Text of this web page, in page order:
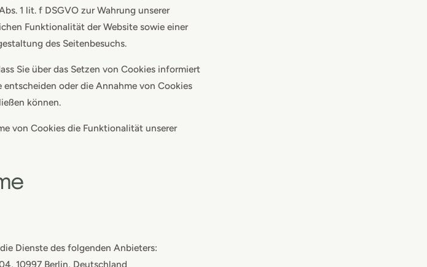
1 lit. f DSGVO zur Wahrung unserer
Funktionalität der Website sowie einer
des Seitenbesuchs.
Sie über das Setzen von Cookies informiert
oder die Annahme von Cookies
können.
von Cookies die Funktionalität unserer
Dienste des folgenden Anbieters:
10997 Berlin, Deutschland